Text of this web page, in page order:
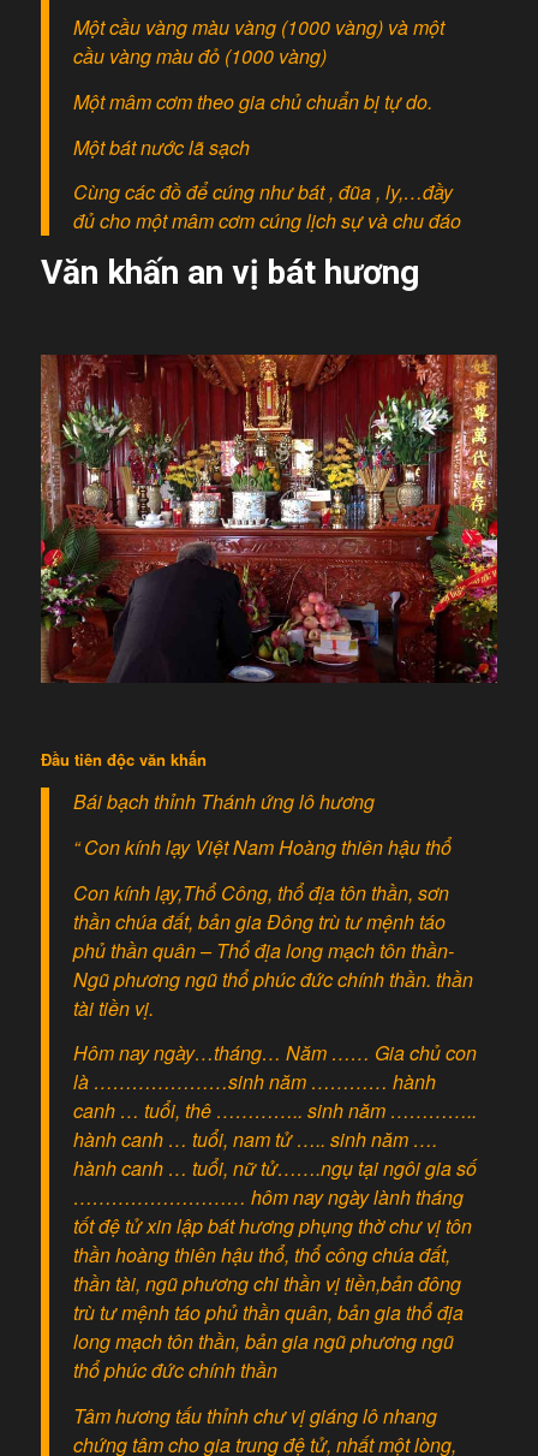
Một cầu vàng màu vàng (1000 vàng) và một
cầu vàng màu đỏ (1000 vàng)
Một mâm cơm theo gia chủ chuẩn bị tự do.
Một bát nước lã sạch
Cùng các đồ để cúng như bát , đũa , ly,…đầy
đủ cho một mâm cơm cúng lịch sự và chu đáo
Văn khấn an vị bát hương
Đầu tiên độc văn khấn
Bái bạch thỉnh Thánh ứng lô hương
“ Con kính lạy Việt Nam Hoàng thiên hậu thổ
Con kính lạy,Thổ Công, thổ địa tôn thần, sơn
thần chúa đất, bản gia Đông trù tư mệnh táo
phủ thần quân – Thổ địa long mạch tôn thần-
Ngũ phương ngũ thổ phúc đức chính thần. thần
tài tiền vị.
Hôm nay ngày…tháng… Năm …… Gia chủ con
là …………………sinh năm ………… hành
canh … tuổi, thê ………….. sinh năm …………..
hành canh … tuổi, nam tử ….. sinh năm ….
hành canh … tuổi, nữ tử…….ngụ tại ngôi gia số
……………………… hôm nay ngày lành tháng
tốt đệ tử xin lập bát hương phụng thờ chư vị tôn
thần hoàng thiên hậu thổ, thổ công chúa đất,
thần tài, ngũ phương chi thần vị tiền,bản đông
trù tư mệnh táo phủ thần quân, bản gia thổ địa
long mạch tôn thần, bản gia ngũ phương ngũ
thổ phúc đức chính thần
Tâm hương tấu thỉnh chư vị giáng lô nhang
chứng tâm cho gia trung đệ tử, nhất một lòng,